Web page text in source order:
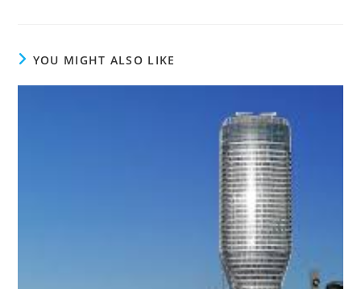
YOU MIGHT ALSO LIKE